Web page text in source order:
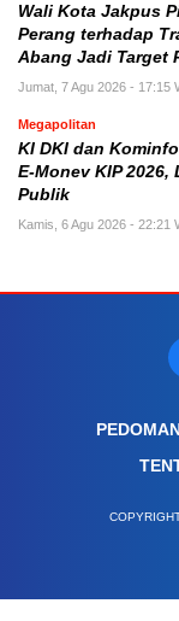
Wali Kota Jakpus
Perang terhadap
Abang Jadi Target
Jumat, 7 Agu 2026 - 17:15
Megapolitan
KI DKI dan
E-Monev KIP 2026,
Publik
Kamis, 6 Agu 2026 - 22:21